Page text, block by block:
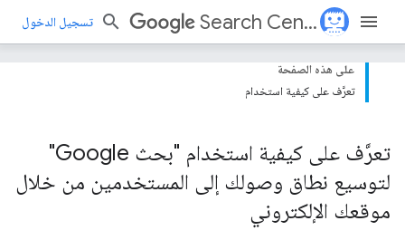
Search Central تسجيل الدخول
على هذه الصفحة
تعرَّف على كيفية استخدام
تعرَّف على كيفية استخدام "بحث Google"
لتوسيع نطاق وصولك إلى المستخدمين من خلال
موقعك الإلكتروني